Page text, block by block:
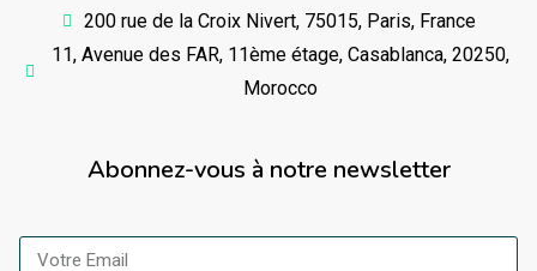
200 rue de la Croix Nivert, 75015, Paris, France
11, Avenue des FAR, 11ème étage, Casablanca, 20250,
Morocco
Abonnez-vous à notre newsletter